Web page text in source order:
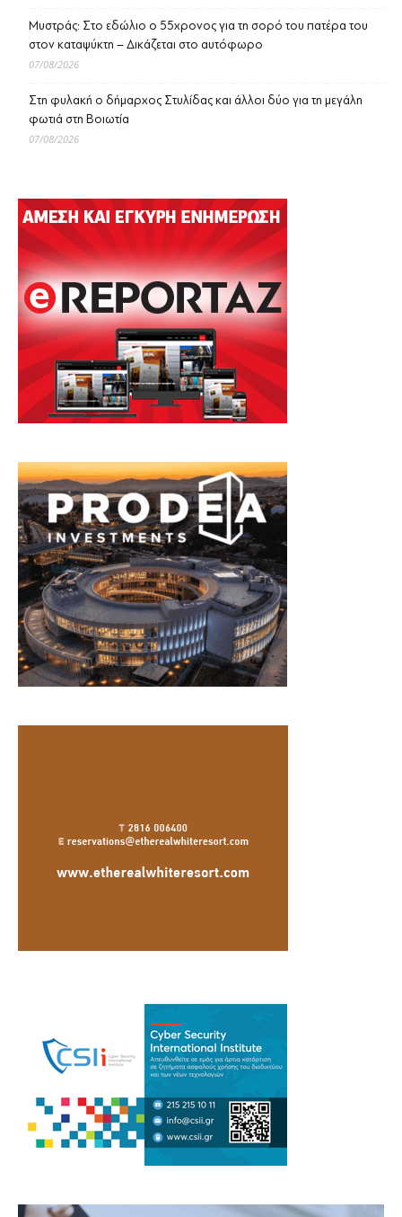
Μυστράς: Στο εδώλιο ο 55χρονος για τη σορό του πατέρα του
στον καταψύκτη – Δικάζεται στο αυτόφωρο
07/08/2026
Στη φυλακή ο δήμαρχος Στυλίδας και άλλοι δύο για τη μεγάλη
φωτιά στη Βοιωτία
07/08/2026